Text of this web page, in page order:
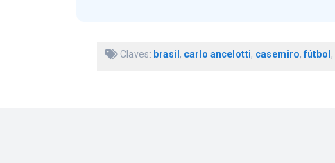
Claves: brasil , carlo ancelotti, casemiro,fútbol ,